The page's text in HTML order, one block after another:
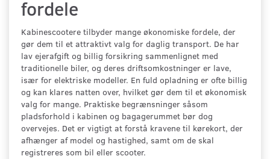
fordele
Kabinescootere tilbyder mange økonomiske fordele, der
gør dem til et attraktivt valg for daglig transport. De har
lav ejerafgift og billig forsikring sammenlignet med
traditionelle biler, og deres driftsomkostninger er lave,
især for elektriske modeller. En fuld opladning er ofte billig
og kan klares natten over, hvilket gør dem til et økonomisk
valg for mange. Praktiske begrænsninger såsom
pladsforhold i kabinen og bagagerummet bør dog
overvejes. Det er vigtigt at forstå kravene til kørekort, der
afhænger af model og hastighed, samt om de skal
registreres som bil eller scooter.